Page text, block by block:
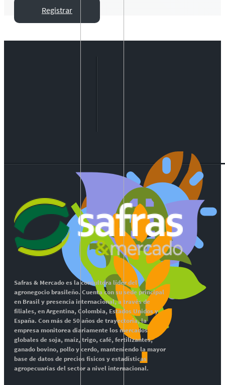
Registrar
Safras & Mercado es la consultora líder del
agronegocio brasileño. Cuenta con su sede principal
en Brasil y presencia internacional, a través de
filiales, en Argentina, Colombia, Estados Unidos y
España. Con más de 50 años de trayectoria, la
empresa monitorea diariamente los mercados
globales de soja, maíz, trigo, café, fertilizantes,
ganado bovino, pollo y cerdo, manteniendo la mayor
base de datos de precios físicos y estadísticas
agropecuarias del sector a nivel internacional.